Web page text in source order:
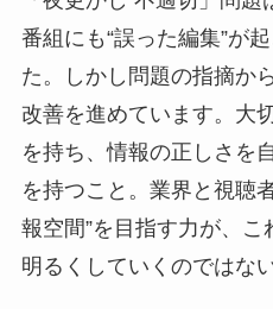
番組にも“誤った編集”が
た。しかし問題の指摘か
改善を進めています。大
を持ち、情報の正しさを
を持つこと。業界と視聴
報空間”を目指す力が、
明るくしていくのではな